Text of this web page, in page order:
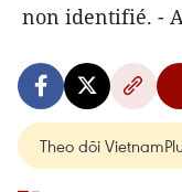
non identifié. -
Theo dõi